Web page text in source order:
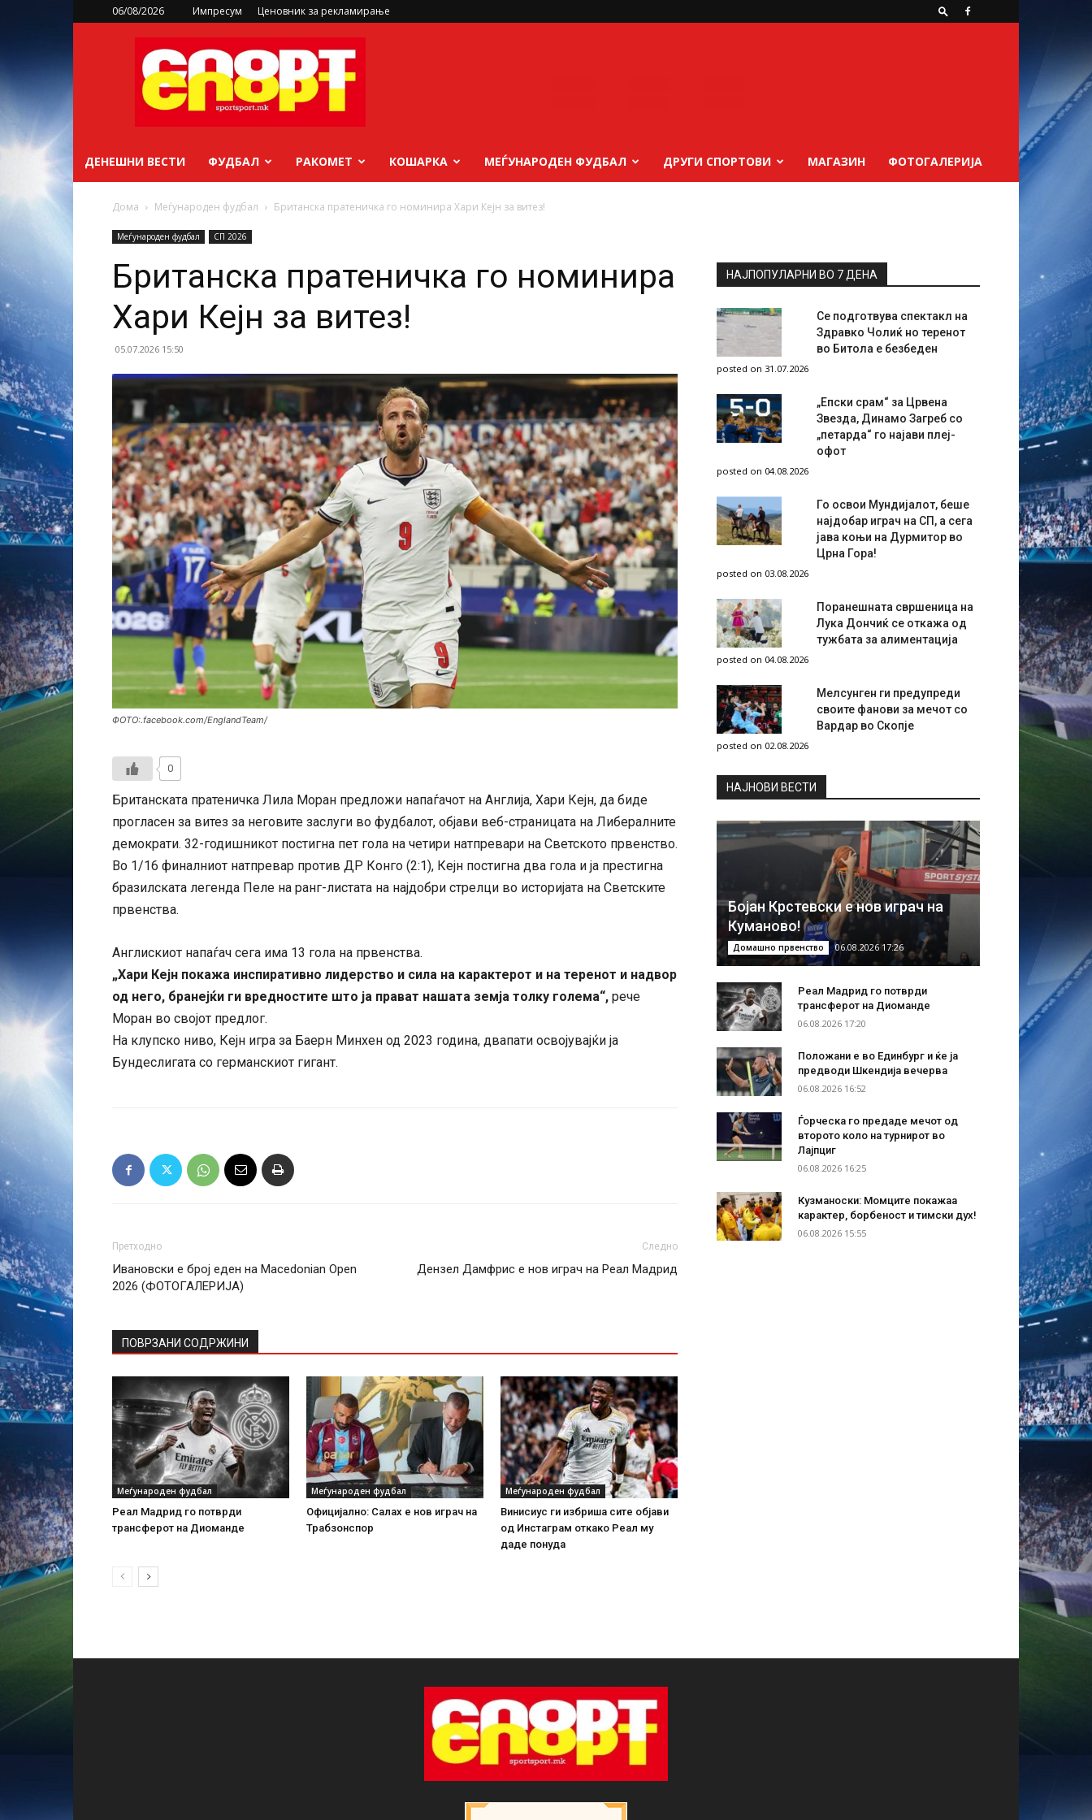
06/08/2026 Импресум Ценовник за рекламирање
sportsport.mk
ДЕНЕШНИ ВЕСТИ ФУДБАЛ РАКОМЕТ КОШАРКА МЕЃУНАРОДЕН ФУДБАЛ ДРУГИ СПОРТОВИ МАГАЗИН ФОТОГАЛЕРИЈА
Дома Меѓународен фудбал Британска пратеничка го номинира Хари Кејн за витез!
Меѓународен фудбал СП 2026
Британска пратеничка го номинира
Хари Кејн за витез!
05.07.2026 15:50
ФОТО:.facebook.com/EnglandTeam/
0
Британската пратеничка Лила Моран предложи напаѓачот на Англија, Хари Кејн, да биде
прогласен за витез за неговите заслуги во фудбалот, објави веб-страницата на Либералните
демократи. 32-годишникот постигна пет гола на четири натпревари на Светското првенство.
Во 1/16 финалниот натпревар против ДР Конго (2:1), Кејн постигна два гола и ја престигна
бразилската легенда Пеле на ранг-листата на најдобри стрелци во историјата на Светските
првенства.
Англискиот напаѓач сега има 13 гола на првенства.
„Хари Кејн покажа инспиративно лидерство и сила на карактерот и на теренот и надвор
од него, бранејќи ги вредностите што ја прават нашата земја толку голема“, рече
Моран во својот предлог.
На клупско ниво, Кејн игра за Баерн Минхен од 2023 година, двапати освојувајќи ја
Бундеслигата со германскиот гигант.
Претходно
Ивановски е број еден на Macedonian Open
2026 (ФОТОГАЛЕРИЈА)
Следно
Дензел Дамфрис е нов играч на Реал Мадрид
ПОВРЗАНИ СОДРЖИНИ
Меѓународен фудбал
Реал Мадрид го потврди
трансферот на Диоманде
Меѓународен фудбал
Официјално: Салах е нов играч на
Трабзонспор
Меѓународен фудбал
Винисиус ги избриша сите објави
од Инстаграм откако Реал му
даде понуда
НАЈПОПУЛАРНИ ВО 7 ДЕНА
Се подготвува спектакл на
Здравко Чолиќ но теренот
во Битола е безбеден
posted on 31.07.2026
„Епски срам“ за Црвена
Звезда, Динамо Загреб со
„петарда“ го најави плеј-
офот
posted on 04.08.2026
Го освои Мундијалот, беше
најдобар играч на СП, а сега
јава коњи на Дурмитор во
Црна Гора!
posted on 03.08.2026
Поранешната свршеница на
Лука Дончиќ се откажа од
тужбата за алиментација
posted on 04.08.2026
Мелсунген ги предупреди
своите фанови за мечот со
Вардар во Скопје
posted on 02.08.2026
НAЈНОВИ ВЕСТИ
Бојан Крстевски е нов играч на
Куманово!
Домашно првенство 06.08.2026 17:26
Реал Мадрид го потврди
трансферот на Диоманде
06.08.2026 17:20
Положани е во Единбург и ќе ја
предводи Шкендија вечерва
06.08.2026 16:52
Ѓорческа го предаде мечот од
второто коло на турнирот во
Лајпциг
06.08.2026 16:25
Кузманоски: Момците покажаа
карактер, борбеност и тимски дух!
06.08.2026 15:55